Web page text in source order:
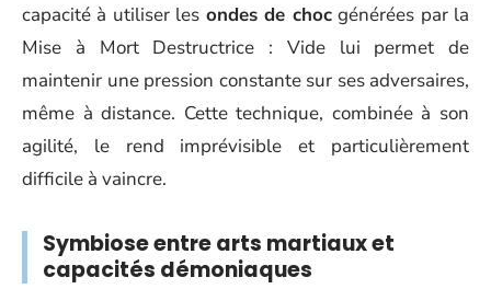
capacité à utiliser les ondes de chocgénérées par la
Mise à Mort Destructrice : Vide lui permet de
maintenir une pression constante sur ses adversaires,
même à distance. Cette technique, combinée à son
agilité, le rend imprévisible et particulièrement
difficile à vaincre.
Symbiose entre arts martiaux et
capacités démoniaques